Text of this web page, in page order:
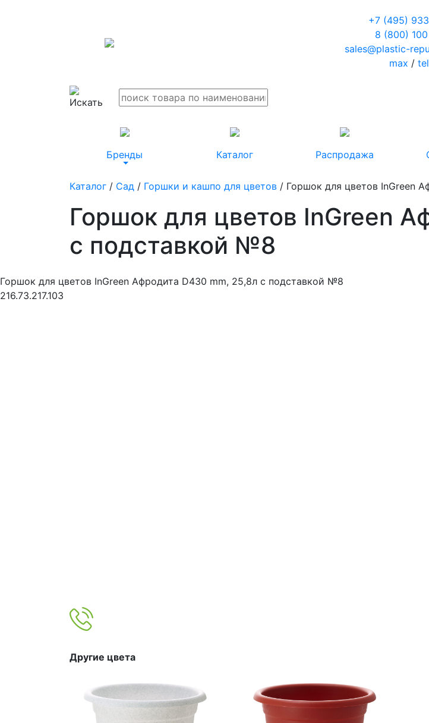
+7 (495)
8 (800)
sales@plastic-
max /
Бренды Каталог Распродажа
Каталог / Сад / Горшки и кашпо для цветов / Горшок для цветов InGreen
Горшок для цветов InGreen
с подставкой №8
Горшок для цветов InGreen Афродита D430 mm, 25,8л с подставкой №8
216.73.217.103
Другие цвета